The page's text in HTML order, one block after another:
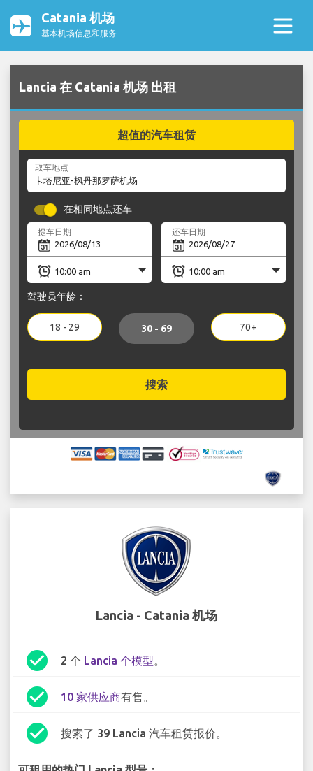
Catania 机场
基本机场信息和服务
Lancia 在 Catania 机场 出租
超值的汽车租赁
取车地点
在相同地点还车
提车日期 还车日期
驾驶员年龄：
18 - 29 30 - 69 70+
搜索
Lancia - Catania 机场
check_circle 2 个 Lancia 个模型。
check_circle 10 家供应商有售。
check_circle 搜索了 39 Lancia 汽车租赁报价。